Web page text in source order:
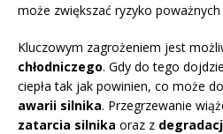
może zwiększać ryzyko
Kluczowym zagrożeniem jest
chłodniczego. Gdy do tego
ciepła tak jak powinien, co może
awarii silnika. Przegrzewanie
zatarcia silnika oraz z